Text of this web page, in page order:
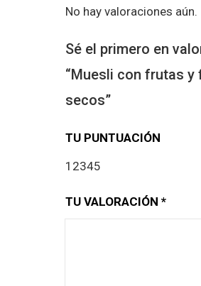
No hay valoraciones aún.
Sé el primero en
“Muesli con frutas y
secos”
TU PUNTUACIÓN
1 2345
TU VALORACIÓN*